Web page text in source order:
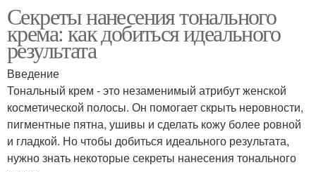
Секреты нанесения тонального
крема: как добиться идеального
результата
Введение
Тональный крем - это незаменимый атрибут женской
косметической полосы. Он помогает скрыть неровности,
пигментные пятна, ушивы и сделать кожу более ровной
и гладкой. Но чтобы добиться идеального результата,
нужно знать некоторые секреты нанесения тонального